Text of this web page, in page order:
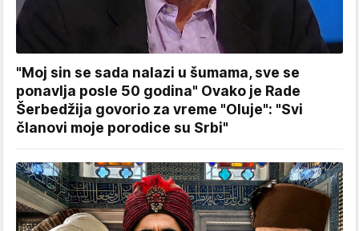
"Moj sin se sada nalazi u šumama, sve se
ponavlja posle 50 godina" Ovako je Rade
Šerbedžija govorio za vreme "Oluje": "Svi
članovi moje porodice su Srbi"